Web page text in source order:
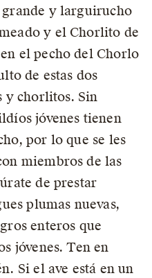
y larguirucho
y el Chorlito de
el pecho del Chorlo
de estas dos
y chorlitos. Sin
jóvenes tienen
por lo que se les
miembros de las
de prestar
plumas nuevas,
enteros que
jóvenes. Ten en
Si el ave está en un